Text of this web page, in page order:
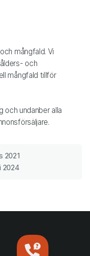
mångfald. Vi
och
mångfald tillför
och undanber alla
2021
2024